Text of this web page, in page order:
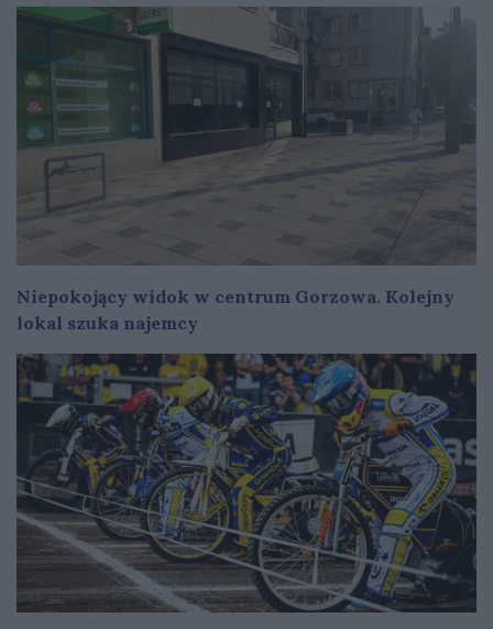
Niepokojący widok w centrum Gorzowa. Kolejny
lokal szuka najemcy